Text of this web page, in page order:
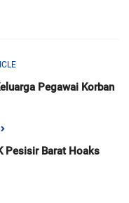
Pegawai Korban
Pesisir Barat Hoaks